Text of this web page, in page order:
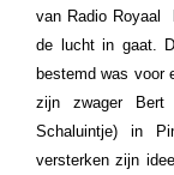
van Radio Royaal
de lucht in gaat.
bestemd was voor
zijn zwager
Schaluintje) in
versterken zijn